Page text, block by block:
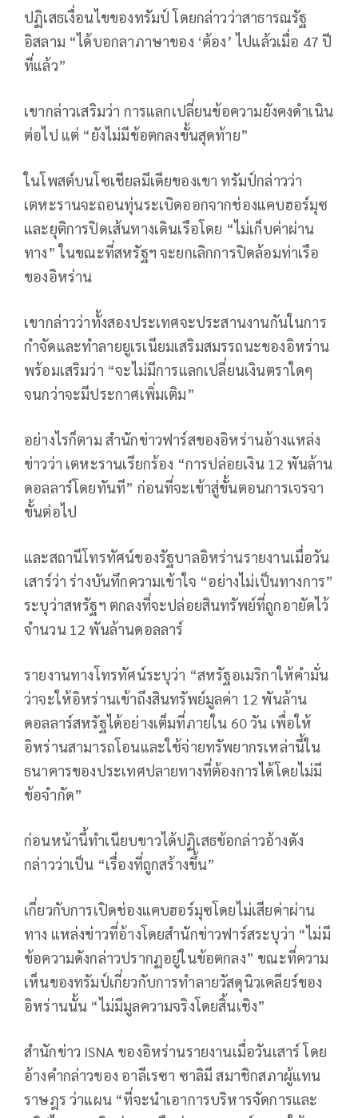
ปฏิเสธเงื่อนไขของทรัมป์ โดยกล่าวว่าสาธารณรัฐ
อิสลาม “ได้บอกลาภาษาของ ‘ต้อง’ ไปแล้วเมื่อ 47 ปี
ที่แล้ว”
เขากล่าวเสริมว่า การแลกเปลี่ยนข้อความยังคงดำเนิน
ต่อไป แต่ “ยังไม่มีข้อตกลงขั้นสุดท้าย”
ในโพสต์บนโซเชียลมีเดียของเขา ทรัมป์กล่าวว่า
เตหะรานจะถอนทุ่นระเบิดออกจากช่องแคบฮอร์มุซ
และยุติการปิดเส้นทางเดินเรือโดย “ไม่เก็บค่าผ่าน
ทาง” ในขณะที่สหรัฐฯ จะยกเลิกการปิดล้อมท่าเรือ
ของอิหร่าน
เขากล่าวว่าทั้งสองประเทศจะประสานงานกันในการ
กำจัดและทำลายยูเรเนียมเสริมสมรรถนะของอิหร่าน
พร้อมเสริมว่า “จะไม่มีการแลกเปลี่ยนเงินตราใดๆ
จนกว่าจะมีประกาศเพิ่มเติม”
อย่างไรก็ตาม สำนักข่าวฟาร์สของอิหร่านอ้างแหล่ง
ข่าวว่า เตหะรานเรียกร้อง “การปล่อยเงิน 12 พันล้าน
ดอลลาร์โดยทันที” ก่อนที่จะเข้าสู่ขั้นตอนการเจรจา
ขั้นต่อไป
และสถานีโทรทัศน์ของรัฐบาลอิหร่านรายงานเมื่อวัน
เสาร์ว่า ร่างบันทึกความเข้าใจ “อย่างไม่เป็นทางการ”
ระบุว่าสหรัฐฯ ตกลงที่จะปล่อยสินทรัพย์ที่ถูกอายัดไว้
จำนวน 12 พันล้านดอลลาร์
รายงานทางโทรทัศน์ระบุว่า “สหรัฐอเมริกาให้คำมั่น
ว่าจะให้อิหร่านเข้าถึงสินทรัพย์มูลค่า 12 พันล้าน
ดอลลาร์สหรัฐได้อย่างเต็มที่ภายใน 60 วัน เพื่อให้
อิหร่านสามารถโอนและใช้จ่ายทรัพยากรเหล่านี้ใน
ธนาคารของประเทศปลายทางที่ต้องการได้โดยไม่มี
ข้อจำกัด”
ก่อนหน้านี้ทำเนียบขาวได้ปฏิเสธข้อกล่าวอ้างดัง
กล่าวว่าเป็น “เรื่องที่ถูกสร้างขึ้น”
เกี่ยวกับการเปิดช่องแคบฮอร์มุซโดยไม่เสียค่าผ่าน
ทาง แหล่งข่าวที่อ้างโดยสำนักข่าวฟาร์สระบุว่า “ไม่มี
ข้อความดังกล่าวปรากฏอยู่ในข้อตกลง” ขณะที่ความ
เห็นของทรัมป์เกี่ยวกับการทำลายวัสดุนิวเคลียร์ของ
อิหร่านนั้น “ไม่มีมูลความจริงโดยสิ้นเชิง”
สำนักข่าว ISNA ของอิหร่านรายงานเมื่อวันเสาร์ โดย
อ้างคำกล่าวของ อาลีเรซา ซาลิมี สมาชิกสภาผู้แทน
ราษฎร ว่าแผน “ที่จะนำเอาการบริหารจัดการและ